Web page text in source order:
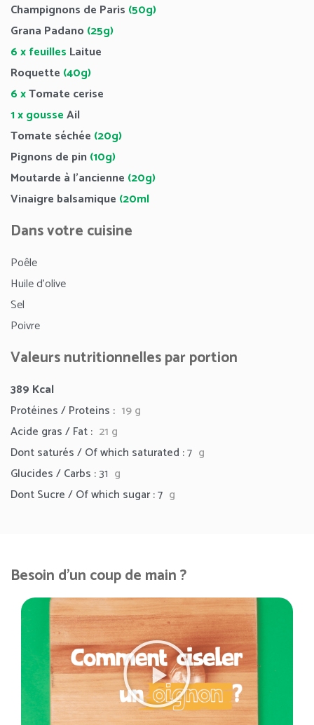
Champignons de Paris (50g)
Grana Padano (25g)
6 x feuilles Laitue
Roquette (40g)
6 xTomate cerise
1 x gousseAil
Tomate séchée (20g)
Pignons de pin(10g)
Moutarde à l’ancienne (20g)
Vinaigre balsamique (20ml
Dans votre cuisine
Poêle
Huile d’olive
Sel
Poivre
Valeurs nutritionnelles par portion
389 Kcal
Protéines / Proteins : 19 g
Acide gras / Fat : 21 g
Dont saturés / Of which saturated :7 g
Glucides / Carbs :31 g
Dont Sucre / Of which sugar : 7 g
Besoin d'un coup de main ?